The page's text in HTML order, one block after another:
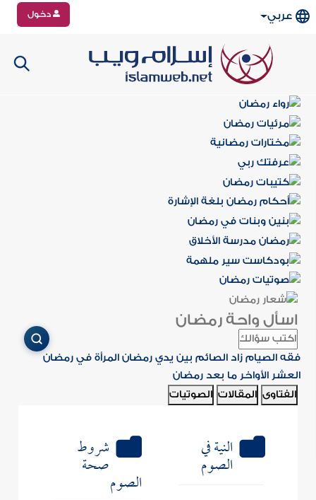
عربي دخول
اسأل واحة رمضان
فقه الصيام زاد الصائم بين يدي رمضان المرأة في رمضان
العشر الأواخر ما بعد رمضان
الفتاوى المقالات الصوتيات
النية في
الصوم
شروط
صحة
الصوم